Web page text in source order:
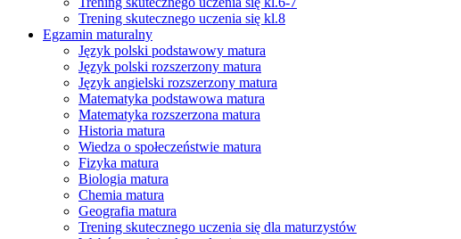
Trening skutecznego uczenia się kl.8
Egzamin maturalny
Język polski podstawowy matura
Język polski rozszerzony matura
Język angielski rozszerzony matura
Matematyka podstawowa matura
Matematyka rozszerzona matura
Historia matura
Wiedza o społeczeństwie matura
Fizyka matura
Biologia matura
Chemia matura
Geografia matura
Trening skutecznego uczenia się dla maturzystów